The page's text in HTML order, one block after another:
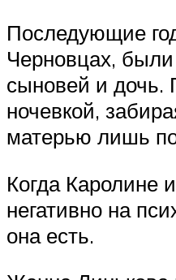
Последующие
Черновцах,
сыновей и дочь.
ночевкой,
матерью лишь
Когда Каролине
негативно на
она есть.